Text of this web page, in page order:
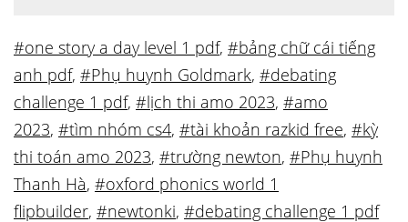
#one story a day level 1 pdf, #bảng chữ cái tiếng
anh pdf, #Phụ huynh Goldmark, #debating
challenge 1 pdf, #lịch thi amo 2023, #amo
2023, #tìm nhóm cs4, #tài khoản razkid free, #kỳ
thi toán amo 2023, #trường newton, #Phụ huynh
Thanh Hà, #oxford phonics world 1
flipbuilder, #newtonki, #debating challenge 1 pdf